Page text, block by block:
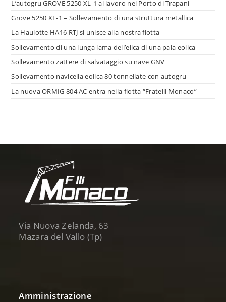
L’autogru GROVE 5250 XL-1 al lavoro nel Porto di Trapani
Grove 5250 XL-1 – Sollevamento di una struttura metallica
La Haulotte HA16 RTJ si unisce alla nostra flotta
Sollevamento di una lunga lama dell’elica di una pala eolica
Sollevamento zattere di salvataggio su nave GNV
Sollevamento navicella eolica 80 tonnellate con autogru
La nuova ORMIG 804 AC entra nella flotta “Fratelli Monaco”
Via Nuova Zelanda, 63
Mazara del Vallo (Tp)
Amministrazione